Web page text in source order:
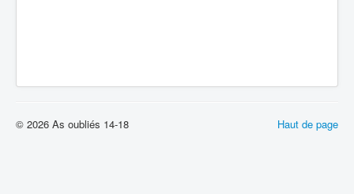
Haut de page
© 2026 As oubliés 14-18